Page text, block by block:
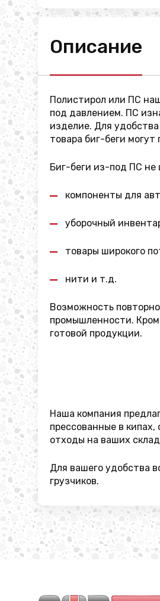
Описание
Полистирол или ПС
под давлением. ПС
изделие. Для
товара биг-беги
Биг-беги из-под ПС не
компоненты для
уборочный
товары широкого
нити и т.д.
Возможность
промышленности.
готовой продукции.
Наша компания
прессованные в
отходы на ваших
Для вашего удобства
грузчиков.